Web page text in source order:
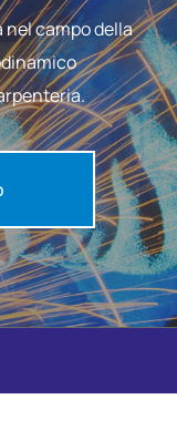
nel campo della